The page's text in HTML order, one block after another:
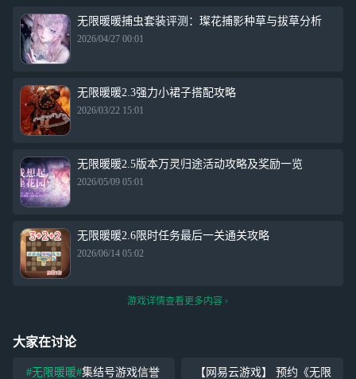
无限暖暖捕虫套装评测：璨花捕影种草与拔草分析
2026/04/27 00:01
无限暖暖2.3强力小裙子搭配攻略
2026/03/22 15:01
无限暖暖2.5版本万灵归途活动攻略及奖励一览
2026/05/09 05:01
无限暖暖2.6限时任务最后一关通关攻略
2026/06/14 05:02
游戏详情查看更多内容
大家在讨论
#无限暖暖#集结号游戏信誉
【网易云游戏】 预约《无限